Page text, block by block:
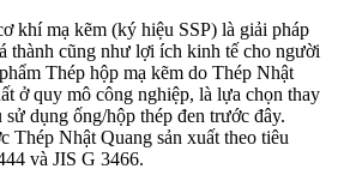
khí mạ kẽm (ký hiệu SSP) là giải pháp
thành cũng như lợi ích kinh tế cho người
Thép hộp mạ kẽm do Thép Nhật
ở quy mô công nghiệp, là lựa chọn thay
dụng ống/hộp thép đen trước đây.
Thép Nhật Quang sản xuất theo tiêu
và JIS G 3466.